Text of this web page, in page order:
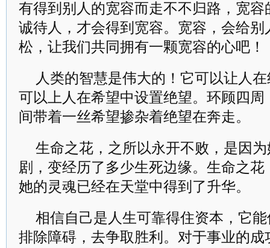
有得到别人的宽容而走不不归路，宽
诚待人，才会得到宽容。宽容，会给
松，让我们共同拥有一颗宽容的心吧！
人类的智慧是伟大的！它可以让人
可以上人在希望中设置绝望。环顾四
间带着一丝希望掺杂着绝望在奔走。
生命之花，之所以永开不败，是因
剧，变经历了多少生死边缘。生命之
她的灵魂已经在天堂中得到了升华。
相信自己是人生可靠得住资本，它
排除障碍，去争取胜利。对于事业的